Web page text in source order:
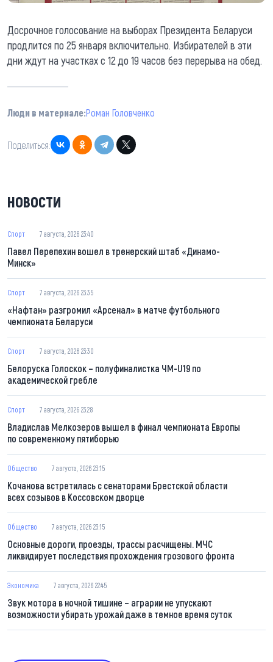
Досрочное голосование на выборах Президента Беларуси
продлится по 25 января включительно. Избирателей в эти
дни ждут на участках с 12 до 19 часов без перерыва на обед.
Люди в материале:Роман Головченко
Поделиться:
НОВОСТИ
Спорт 7 августа, 2026 23:40
Павел Перепехин вошел в тренерский штаб «Динамо-
Минск»
Спорт 7 августа, 2026 23:35
«Нафтан» разгромил «Арсенал» в матче футбольного
чемпионата Беларуси
Спорт 7 августа, 2026 23:30
Белоруска Голоскок – полуфиналистка ЧМ-U19 по
академической гребле
Спорт 7 августа, 2026 23:28
Владислав Мелкозеров вышел в финал чемпионата Европы
по современному пятиборью
Общество 7 августа, 2026 23:15
Кочанова встретилась с сенаторами Брестской области
всех созывов в Коссовском дворце
Общество 7 августа, 2026 23:15
Основные дороги, проезды, трассы расчищены. МЧС
ликвидирует последствия прохождения грозового фронта
Экономика 7 августа, 2026 22:45
Звук мотора в ночной тишине – аграрии не упускают
возможности убирать урожай даже в темное время суток